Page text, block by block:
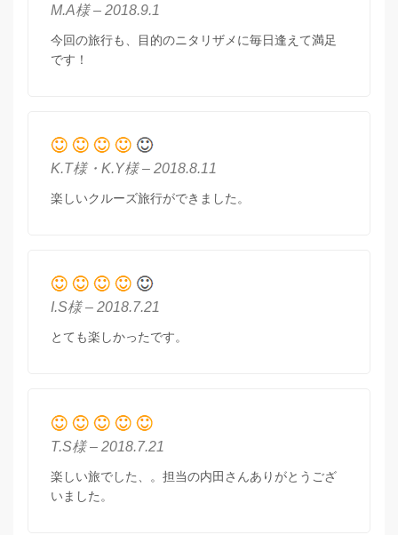
M.A様 – 2018.9.1
今回の旅行も、目的のニタリザメに毎日逢えて満足
です！
K.T様・K.Y様 – 2018.8.11
楽しいクルーズ旅行ができました。
I.S様 – 2018.7.21
とても楽しかったです。
T.S様 – 2018.7.21
楽しい旅でした、。担当の内田さんありがとうござ
いました。